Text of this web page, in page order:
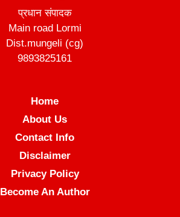
प्रधान संपादक
Main road Lormi
Dist.mungeli (cg)
9893825161
Home
About Us
Contact Info
Disclaimer
Privacy Policy
Become An Author